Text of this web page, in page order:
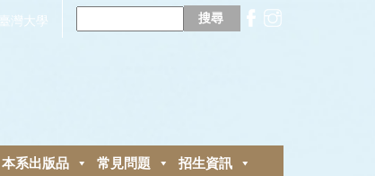
臺灣大學
搜
關
本系出版品 常見問題 招生資訊